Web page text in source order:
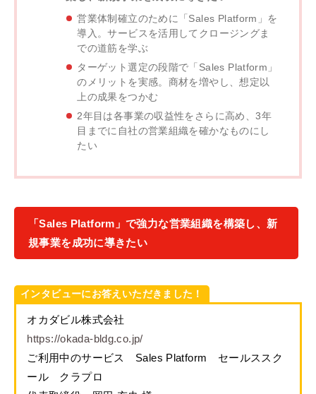
営業体制確立のために「Sales Platform」を
導入。サービスを活用してクロージングま
での道筋を学ぶ
ターゲット選定の段階で「Sales Platform」
のメリットを実感。商材を増やし、想定以
上の成果をつかむ
2年目は各事業の収益性をさらに高め、3年
目までに自社の営業組織を確かなものにし
たい
「Sales Platform」で強力な営業組織を構築し、新
規事業を成功に導きたい
インタビューにお答えいただきました！
オカダビル株式会社
https://okada-bldg.co.jp/
ご利用中のサービス Sales Platform セールススク
ール クラプロ